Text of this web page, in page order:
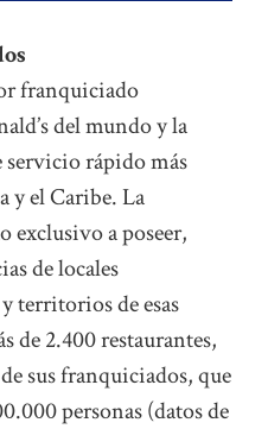
franquiciado
del mundo y la
servicio rápido más
y el Caribe. La
exclusivo a poseer,
de locales
territorios de esas
de 2.400 restaurantes,
sus franquiciados, que
personas (datos de